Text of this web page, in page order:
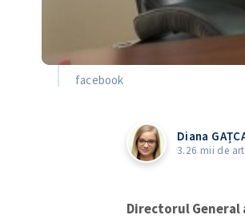
facebook
Diana
3.26 mii de
Directorul